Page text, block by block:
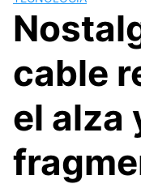
cable
el alza